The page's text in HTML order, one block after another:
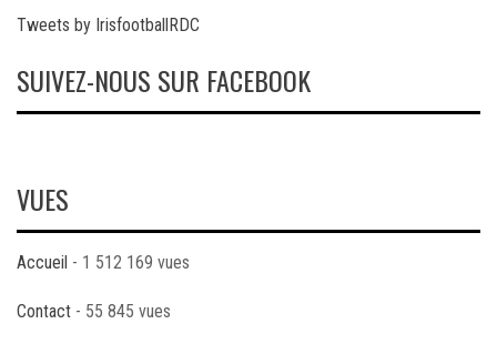
Tweets by IrisfootballRDC
SUIVEZ-NOUS SUR FACEBOOK
VUES
Accueil - 1 512 169 vues
Contact - 55 845 vues